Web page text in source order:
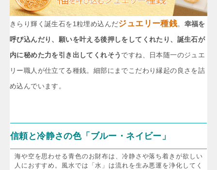
きらり輝く誕生石を1粒埋め込んだジュエリー種銭。 幸福を
呼び込んだり、願いを叶える後押しをしてくれたり、誕生石が
内に秘めた力を引き出してくれそう ですね、日本随一のジュエ
リー職人が仕立てる種銭。細部にまでこだわり縁起の良さを詰
め込んでいます。
信頼と冷静さの色「ブルー・ネイビー」
海や空を思わせる青色のお財布は、冷静さや落ち着きが欲しい
人におすすめ。風水では「水」は流れを生み悪運を浄化してく